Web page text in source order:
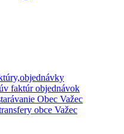
faktúr objednávok
Obec Važec
obce Važec